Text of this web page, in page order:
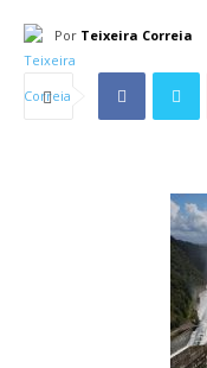
Por Teixeira Correia